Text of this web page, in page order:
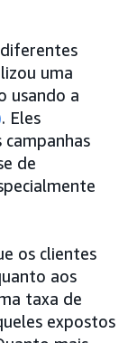
uma
usando a
. Eles
de
os clientes
aos
taxa de
expostos